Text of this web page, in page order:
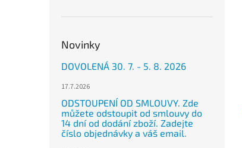
Novinky
DOVOLENÁ 30. 7. - 5. 8. 2026
17.7.2026
ODSTOUPENÍ OD SMLOUVY. Zde
můžete odstoupit od smlouvy do
14 dní od dodání zboží. Zadejte
číslo objednávky a váš email.